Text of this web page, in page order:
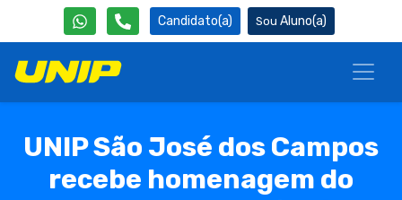
Candidato(a) Aluno(a)
UNIP São José dos Campos
recebe homenagem do